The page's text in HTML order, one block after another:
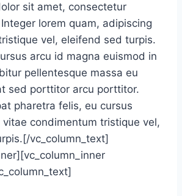
sit amet, consectetur
lorem quam, adipiscing
vel, eleifend sed turpis.
arcu id magna euismod in
pellentesque massa eu
sed porttitor arcu porttitor.
pharetra felis, eu cursus
vitae condimentum tristique vel,
vc_column_text]